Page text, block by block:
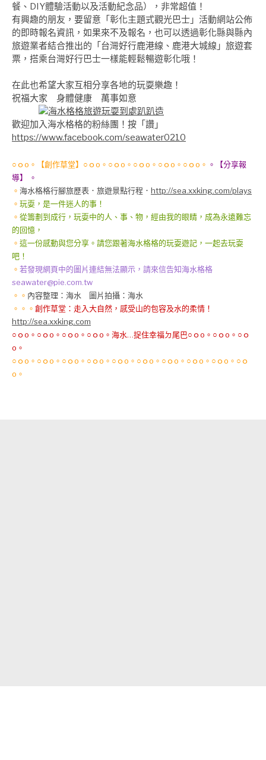
餐、DIY體驗活動以及活動紀念品），非常超值！
有興趣的朋友，要留意「彰化主題式觀光巴士」活動網站公佈
的即時報名資訊，如果來不及報名，也可以透過彰化縣與縣內
旅遊業者結合推出的「台灣好行鹿港線、鹿港大城線」旅遊套
票，搭乘台灣好行巴士一樣能輕鬆暢遊彰化哦！
在此也希望大家互相分享各地的玩耍樂趣！
祝福大家 身體健康 萬事如意
歡迎加入海水格格的粉絲團！按「讚」
https://www.facebook.com/seawater0210
○ｏo。【創作草堂】○ｏo。○ｏo。○ｏo。○ｏo。○ｏo。 。【分享報
導】 。
。 海水格格行腳旅歷表 ．旅遊景點行程． http://sea.xxking.com/plays
。 玩耍，是一件迷人的事！
。 從籌劃到成行，玩耍中的人、事、物，經由我的眼睛，成為永遠難忘
的回憶，
。 這一份感動與您分享。請您跟著海水格格的玩耍遊記，一起去玩耍
吧！
。 若發現網頁中的圖片連結無法顯示，請來信告知海水格格
seawater@pie.com.tw
。。 內容整理：海水 圖片拍攝：海水
。。。 創作草堂：走入大自然，感受山的包容及水的柔情！
http://sea.xxking.com
○ｏo。○ｏo。○ｏo。○ｏo。海水…捉住幸福ㄉ尾巴○ｏo。○ｏo。○ｏ
o。
○ｏo。○ｏo。○ｏo。○ｏo。○ｏo。○ｏo。○ｏo。○ｏo。○ｏo。○ｏ
o。